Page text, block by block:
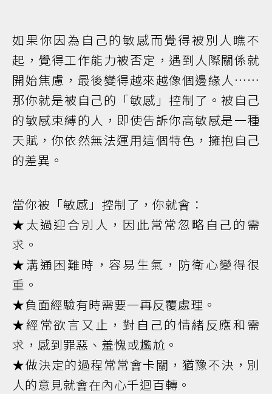
如果你因為自己的敏感而覺得被別人瞧不
起，覺得工作能力被否定，遇到人際關係就
開始焦慮，最後變得越來越像個邊緣人……
那你就是被自己的「敏感」控制了。被自己
的敏感束縛的人，即使告訴你高敏感是一種
天賦，你依然無法運用這個特色，擁抱自己
的差異。
當你被「敏感」控制了，你就會：
★太過迎合別人，因此常常忽略自己的需
求。
★溝通困難時，容易生氣，防衛心變得很
重。
★負面經驗有時需要一再反覆處理。
★經常欲言又止，對自己的情緒反應和需
求，感到罪惡、羞愧或尷尬。
★做決定的過程常常會卡關，猶豫不決，別
人的意見就會在內心千迴百轉。